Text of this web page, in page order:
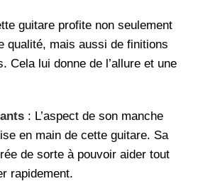
guitare profite non seulement
qualité, mais aussi de finitions
Cela lui donne de l’allure et une
: L’aspect de son manche
en main de cette guitare. Sa
de sorte à pouvoir aider tout
rapidement.